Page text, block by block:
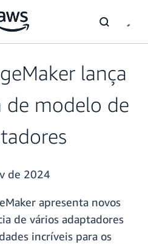
lança
de modelo de
de 2024
apresenta novos
de vários adaptadores
incríveis para os